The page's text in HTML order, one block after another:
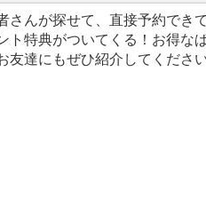
さんが探せて、直接予約でき
ト特典がついてくる！お得な
友達にもぜひ紹介してくださ